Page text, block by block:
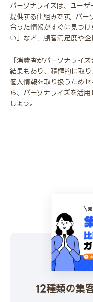
パーソナライズは、ユー
提供する仕組みです。パ
合った情報がすぐに見つ
い」など、顧客満足度や企
「消費者がパーソナライ
結果もあり、積極的に取り
個人情報を取り扱うため
ら、パーソナライズを活
しょう。
12種類の集